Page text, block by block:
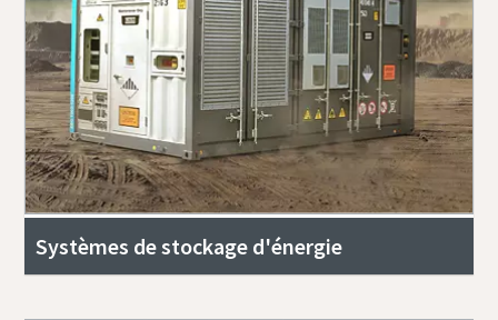
Systèmes de stockage d'énergie